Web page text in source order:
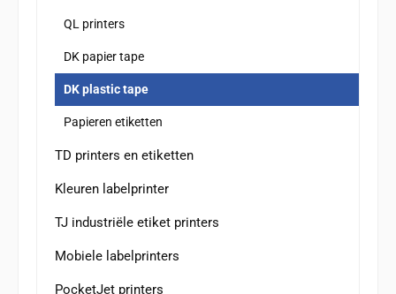
QL printers
DK papier tape
DK plastic tape
Papieren etiketten
TD printers en etiketten
Kleuren labelprinter
TJ industriële etiket printers
Mobiele labelprinters
PocketJet printers